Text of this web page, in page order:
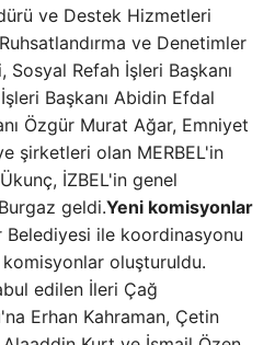
ve Destek Hizmetleri
ve Denetimler
Sosyal Refah İşleri Başkanı
Başkanı Abidin Efdal
Özgür Murat Ağar, Emniyet
şirketleri olan MERBEL'in
İZBEL'in genel
geldi.Yeni komisyonlar
Belediyesi ile koordinasyonu
oluşturuldu.
edilen İleri Çağ
Erhan Kahraman, Çetin